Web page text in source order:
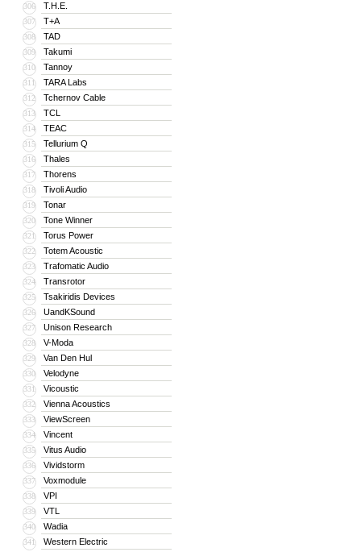
306 T.H.E.
307 T+A
308 TAD
309 Takumi
310 Tannoy
311 TARA Labs
312 Tchernov Cable
313 TCL
314 TEAC
315 Tellurium Q
316 Thales
317 Thorens
318 Tivoli Audio
319 Tonar
320 Tone Winner
321 Torus Power
322 Totem Acoustic
323 Trafomatic Audio
324 Transrotor
325 Tsakiridis Devices
326 UandKSound
327 Unison Research
328 V-Moda
329 Van Den Hul
330 Velodyne
331 Vicoustic
332 Vienna Acoustics
333 ViewScreen
334 Vincent
335 Vitus Audio
336 Vividstorm
337 Voxmodule
338 VPI
339 VTL
340 Wadia
341 Western Electric